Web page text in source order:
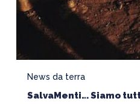
News da terra
SalvaMenti… Siamo